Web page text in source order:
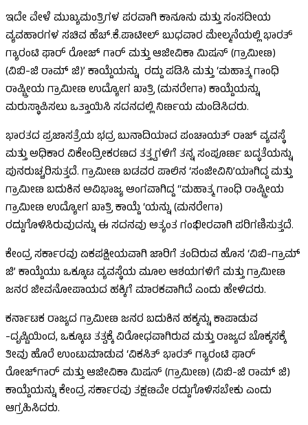
ಇದೇ ವೇಳೆ ಮುಖ್ಯಮಂತ್ರಿಗಳ ಪರವಾಗಿ ಕಾನೂನು ಮತ್ತು ಸಂಸದೀಯ
ವ್ಯವಹಾರಗಳ ಸಚಿವ ಹೆಚ್.ಕೆ.ಪಾಟೀಲ್ ಬುಧವಾರ ಮೇಲ್ಮನೆಯಲ್ಲಿ ಭಾರತ್
ಗ್ಯಾರಂಟಿ ಫಾರ್ ರೋಜ್ ಗಾರ್ ಮತ್ತು ಆಜೀವಿಕಾ ಮಿಷನ್ (ಗ್ರಾಮೀಣ)
(ವಿಬಿ-ಜಿ ರಾಮ್ ಜಿ)’ ಕಾಯ್ದೆಯನ್ನು ರದ್ದು ಪಡಿಸಿ ಮತ್ತು ‘ಮಹಾತ್ಮ ಗಾಂಧಿ
ರಾಷ್ಟ್ರೀಯ ಗ್ರಾಮೀಣ ಉದ್ಯೋಗ ಖಾತ್ರಿ (ಮನರೇಗಾ) ಕಾಯ್ದೆಯನ್ನು
ಮರುಸ್ಥಾಪಿಸಲು ಒತ್ತಾಯಿಸಿ ಸದನದಲ್ಲಿ ನಿರ್ಣಯ ಮಂಡಿಸಿದರು.
ಭಾರತದ ಪ್ರಜಾಸತ್ರೆಯ ಭದ್ರ ಬುನಾದಿಯಾದ ಪಂಚಾಯತ್ ರಾಜ್ ವ್ಯವಸ್ಥೆ
ಮತ್ತು ಅಧಿಕಾರ ವಿಕೇಂದ್ರೀಕರಣದ ತತ್ತ್ವಗಳಿಗೆ ತನ್ನ ಸಂಪೂರ್ಣ ಬದ್ಧತೆಯನ್ನು
ಪುನರುಚ್ಚರಿಸುತ್ತದೆ. ಗ್ರಾಮೀಣ ಬಡವರ ಪಾಲಿನ ‘ಸಂಜೀವಿನಿ’ಯಾಗಿದ್ದ ಮತ್ತು
ಗ್ರಾಮೀಣ ಬದುಕಿನ ಅವಿಭಾಜ್ಯ ಅಂಗವಾಗಿದ್ದ “ಮಹಾತ್ಮ ಗಾಂಧಿ ರಾಷ್ಟ್ರೀಯ
ಗ್ರಾಮೀಣ ಉದ್ಯೋಗ ಖಾತ್ರಿ ಕಾಯ್ದೆ ‘ಯನ್ನು (ಮನರೇಗಾ)
ರದ್ದುಗೊಳಿಸಿರುವುದನ್ನು ಈ ಸದನವು ಅತ್ಯಂತ ಗಂಭೀರವಾಗಿ ಪರಿಗಣಿಸುತ್ತದೆ.
ಕೇಂದ್ರ ಸರ್ಕಾರವು ಏಕಪಕ್ಷೀಯವಾಗಿ ಜಾರಿಗೆ ತಂದಿರುವ ಹೊಸ ‘ವಿಬಿ-ಗ್ರಾಮ್
ಜಿ’ ಕಾಯ್ದೆಯು ಒಕ್ಕೂಟ ವ್ಯವಸ್ಥೆಯ ಮೂಲ ಆಶಯಗಳಿಗೆ ಮತ್ತು ಗ್ರಾಮೀಣ
ಜನರ ಜೀವನೋಪಾಯದ ಹಕ್ಕಿಗೆ ಮಾರಕವಾಗಿದೆ ಎಂದು ಹೇಳಿದರು.
ಕರ್ನಾಟಕ ರಾಜ್ಯದ ಗ್ರಾಮೀಣ ಜನರ ಬದುಕಿನ ಹಕ್ಕನ್ನು ಕಾಪಾಡುವ
-ದೃಷ್ಟಿಯಿಂದ, ಒಕ್ಕೂಟ ತತ್ವಕ್ಕೆ ವಿರೋಧವಾಗಿರುವ ಮತ್ತು ರಾಜ್ಯದ ಬೊಕ್ಕಸಕ್ಕೆ
ತೀವು ಹೊರೆ ಉಂಟುಮಾಡುವ ‘ವಿಕಸಿತ್ ಭಾರತ್ ಗ್ಯಾರಂಟಿ ಫಾರ್
ರೋಜ್‌ಗಾರ್ ಮತ್ತು ಆಜೀವಿಕಾ ಮಿಷನ್ (ಗ್ರಾಮೀಣ) (ವಿಬಿ-ಜಿ ರಾಮ್ ಜಿ)
ಕಾಯ್ದೆಯನ್ನು ಕೇಂದ್ರ ಸರ್ಕಾರವು ತಕ್ಷಣವೇ ರದ್ದುಗೊಳಿಸಬೇಕು ಎಂದು
ಆಗ್ರಹಿಸಿದರು.